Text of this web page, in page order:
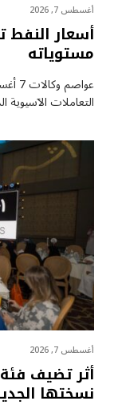
أغسطس 7, 2026
أسعار النفط
مستوياته
التعاملات
أغسطس 7, 2026
أثر تضيف
نسختها